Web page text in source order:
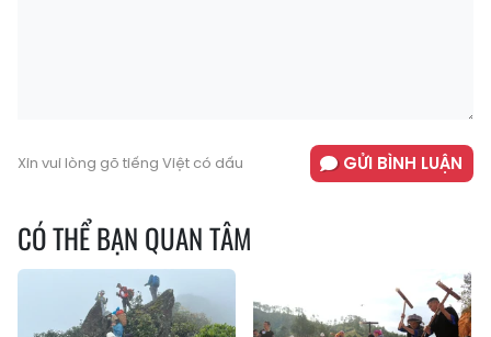
Xin vui lòng gõ tiếng Việt có dấu GỬI BÌNH LUẬN
CÓ THỂ BẠN QUAN TÂM